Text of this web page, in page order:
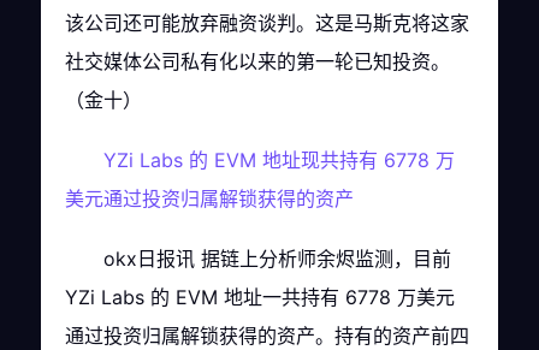
该公司还可能放弃融资谈判。这是马斯克将这家
社交媒体公司私有化以来的第一轮已知投资。
（金十）
YZi Labs 的 EVM 地址现共持有 6778 万
美元通过投资归属解锁获得的资产
okx日报讯 据链上分析师余烬监测，目前
YZi Labs 的 EVM 地址一共持有 6778 万美元
通过投资归属解锁获得的资产。持有的资产前四